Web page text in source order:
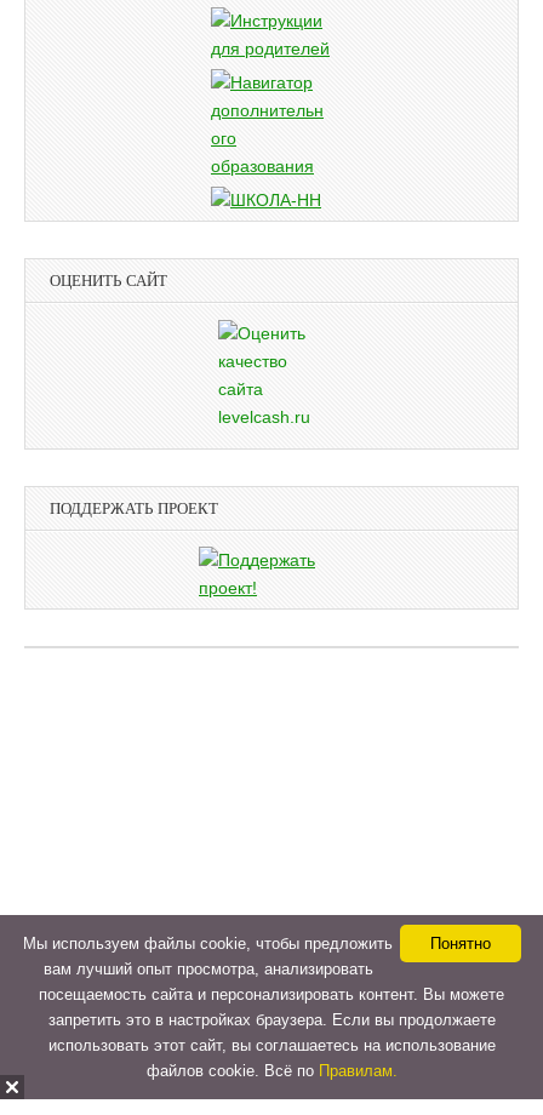
ОЦЕНИТЬ САЙТ
ПОДДЕРЖАТЬ ПРОЕКТ
Понятно
Мы используем файлы cookie, чтобы предложить
вам лучший опыт просмотра, анализировать
посещаемость сайта и персонализировать контент. Вы можете
запретить это в настройках браузера. Если вы продолжаете
использовать этот сайт, вы соглашаетесь на использование
файлов cookie. Всё по Правилам.